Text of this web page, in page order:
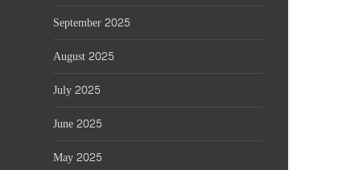
September 2025
August 2025
July 2025
June 2025
May 2025